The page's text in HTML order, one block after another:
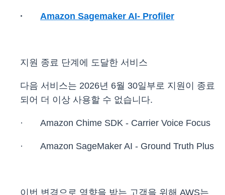
· Amazon Sagemaker AI- Profiler
지원 종료 단계에 도달한 서비스
다음 서비스는 2026년 6월 30일부로 지원이 종료
되어 더 이상 사용할 수 없습니다.
· Amazon Chime SDK - Carrier Voice Focus
· Amazon SageMaker AI - Ground Truth Plus
이번 변경으로 영향을 받는 고객을 위해 AWS는